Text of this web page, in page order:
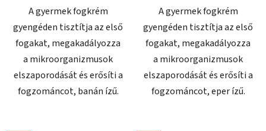
A gyermek fogkrém
gyengéden tisztítja az első
fogakat, megakadályozza
a mikroorganizmusok
elszaporodását és erősíti a
fogzománcot, banán ízű.
A gyermek fogkrém
gyengéden tisztítja az első
fogakat, megakadályozza
a mikroorganizmusok
elszaporodását és erősíti a
fogzománcot, eper ízű.